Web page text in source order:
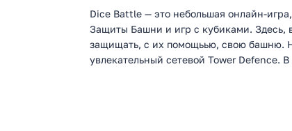
Dice Battle — это небольшая онлайн-
Защиты Башни и игр с кубиками. Здесь,
защищать, с их помощьью, свою башню.
увлекательный сетевой Tower Defence. В